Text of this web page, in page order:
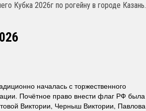
Кубка 2026г по рогейну в городе Казань.
началась с торжественного
Почётное право внести флаг РФ была
Виктории, Черныш Виктории, Павлова